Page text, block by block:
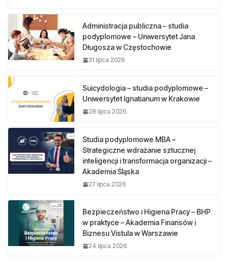
Administracja publiczna – studia
podyplomowe – Uniwersytet Jana
Długosza w Częstochowie
31 lipca 2026
Suicydologia – studia podyplomowe –
Uniwersytet Ignatianum w Krakowie
28 lipca 2026
Studia podyplomowe MBA –
Strategiczne wdrażanie sztucznej
inteligencji i transformacja organizacji –
Akademia Śląska
27 lipca 2026
Bezpieczeństwo i Higiena Pracy – BHP
w praktyce – Akademia Finansów i
Biznesu Vistula w Warszawie
24 lipca 2026